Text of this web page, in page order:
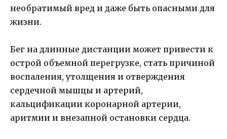
необратимый вред и даже быть опасными для
жизни.
Бег на длинные дистанции может привести к
острой объемной перегрузке, стать причиной
воспаления, утолщения и отверждения
сердечной мышцы и артерий,
кальцификации коронарной артерии,
аритмии и внезапной остановки сердца.